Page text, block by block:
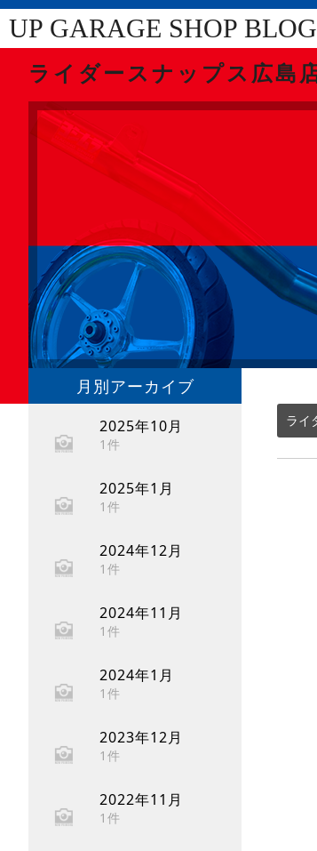
UP GARAGE SHOP BLOG
ライダースナップス広島
月別アーカイブ
2025年10月
1件
2025年1月
1件
2024年12月
1件
2024年11月
1件
2024年1月
1件
2023年12月
1件
2022年11月
1件
ライ